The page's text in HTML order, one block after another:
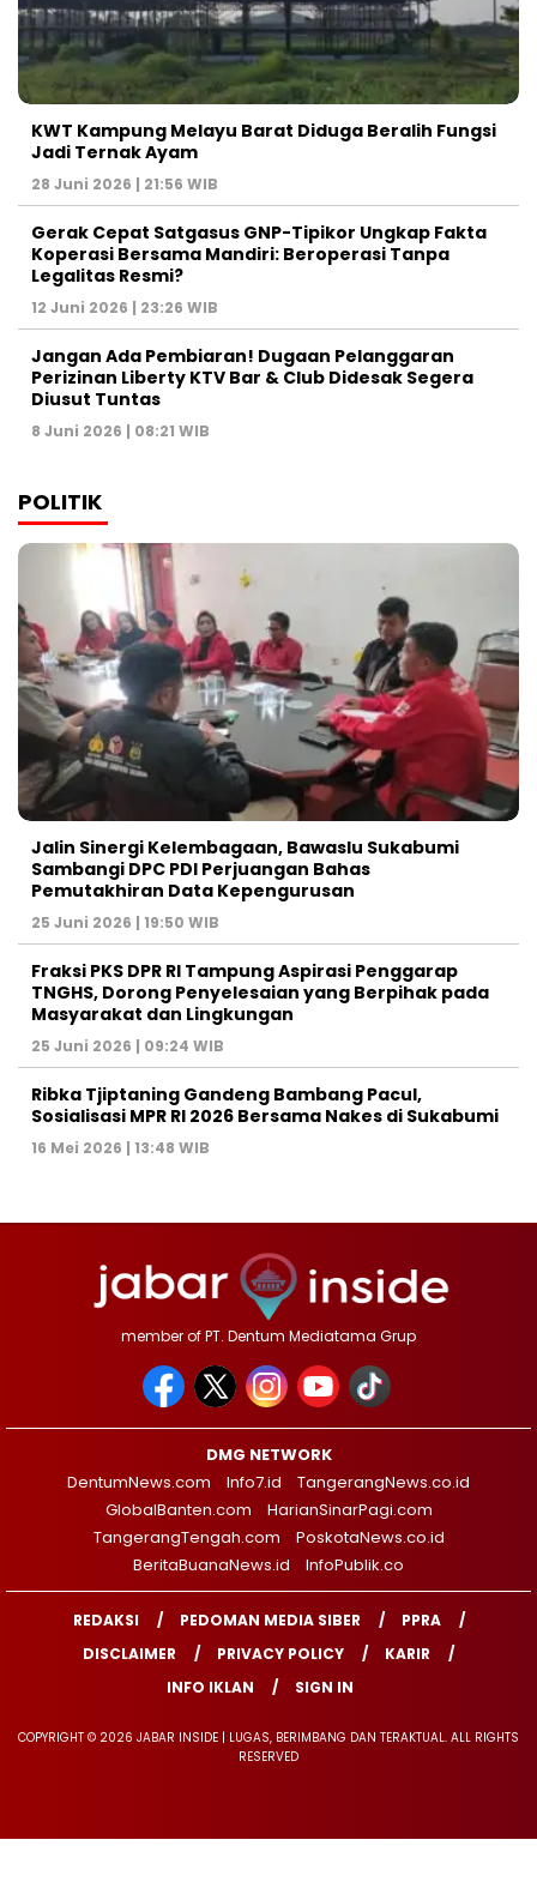
KWT Kampung Melayu Barat Diduga Beralih Fungsi
Jadi Ternak Ayam
28 Juni 2026 | 21:56 WIB
Gerak Cepat Satgasus GNP-Tipikor Ungkap Fakta
Koperasi Bersama Mandiri: Beroperasi Tanpa
Legalitas Resmi?
12 Juni 2026 | 23:26 WIB
Jangan Ada Pembiaran! Dugaan Pelanggaran
Perizinan Liberty KTV Bar & Club Didesak Segera
Diusut Tuntas
8 Juni 2026 | 08:21 WIB
POLITIK
Jalin Sinergi Kelembagaan, Bawaslu Sukabumi
Sambangi DPC PDI Perjuangan Bahas
Pemutakhiran Data Kepengurusan
25 Juni 2026 | 19:50 WIB
‎Fraksi PKS DPR RI Tampung Aspirasi Penggarap
TNGHS, Dorong Penyelesaian yang Berpihak pada
Masyarakat dan Lingkungan‎
25 Juni 2026 | 09:24 WIB
Ribka Tjiptaning Gandeng Bambang Pacul,
Sosialisasi MPR RI 2026 Bersama Nakes di Sukabumi
16 Mei 2026 | 13:48 WIB
member of PT. Dentum Mediatama Grup
DMG NETWORK
DentumNews.com
Info7.id
TangerangNews.co.id
GlobalBanten.com
HarianSinarPagi.com
TangerangTengah.com
PoskotaNews.co.id
BeritaBuanaNews.id
InfoPublik.co
REDAKSI PEDOMAN MEDIA SIBER
PPRA
DISCLAIMER
PRIVACY POLICY
KARIR
INFO IKLAN
SIGN IN
COPYRIGHT © 2026 JABAR INSIDE | LUGAS, BERIMBANG DAN TERAKTUAL. ALL RIGHTS
RESERVED